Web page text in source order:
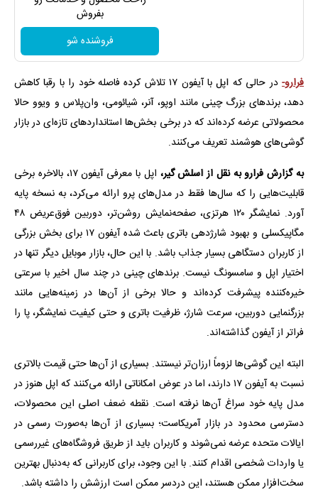
بفروش
فروشنده شو
فرارو-
در حالی که اپل با آیفون ۱۷ تلاش کرده فاصله خود را با رقبا کاهش
دهد، برندهای بزرگ چینی مانند اوپو، آنر، شیائومی، وان‌پلاس و ویوو حالا
محصولاتی عرضه کرده‌اند که در برخی بخش‌ها استانداردهای تازه‌ای در بازار
گوشی‌های هوشمند تعریف می‌کنند.
به گزارش فرارو به نقل از اسلش گیر،
اپل با معرفی آیفون ۱۷، بالاخره برخی
قابلیت‌هایی را که سال‌ها فقط در مدل‌های پرو ارائه می‌کرد، به نسخه پایه
آورد. نمایشگر ۱۲۰ هرتزی، صفحه‌نمایش روشن‌تر، دوربین فوق‌عریض ۴۸
مگاپیکسلی و بهبود شارژدهی باتری باعث شده آیفون ۱۷ برای بخش بزرگی
از کاربران دستگاهی بسیار جذاب باشد. با این حال، بازار موبایل دیگر تنها در
اختیار اپل و سامسونگ نیست. برندهای چینی در چند سال اخیر با سرعتی
خیره‌کننده پیشرفت کرده‌اند و حالا برخی از آن‌ها در زمینه‌هایی مانند
بزرگنمایی دوربین، سرعت شارژ، ظرفیت باتری و حتی کیفیت نمایشگر، پا را
فراتر از آیفون گذاشته‌اند.
البته این گوشی‌ها لزوماً ارزان‌تر نیستند. بسیاری از آن‌ها حتی قیمت بالاتری
نسبت به آیفون ۱۷ دارند، اما در عوض امکاناتی ارائه می‌کنند که اپل هنوز در
مدل پایه خود سراغ آن‌ها نرفته است. نقطه ضعف اصلی این محصولات،
دسترسی محدود در بازار آمریکاست؛ بسیاری از آن‌ها به‌صورت رسمی در
ایالات متحده عرضه نمی‌شوند و کاربران باید از طریق فروشگاه‌های غیررسمی
یا واردات شخصی اقدام کنند. با این وجود، برای کاربرانی که به‌دنبال بهترین
سخت‌افزار ممکن هستند، این دردسر ممکن است ارزشش را داشته باشد.